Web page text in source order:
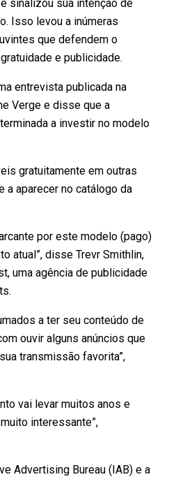
sinalizou sua intenção de
Isso levou a inúmeras
que defendem o
e publicidade.
entrevista publicada na
Verge e disse que a
a investir no modelo
gratuitamente em outras
a aparecer no catálogo da
por este modelo (pago)
atual”, disse Trevr Smithlin,
uma agência de publicidade
a ter seu conteúdo de
ouvir alguns anúncios que
transmissão favorita”,
vai levar muitos anos e
interessante”,
Advertising Bureau (IAB) e a